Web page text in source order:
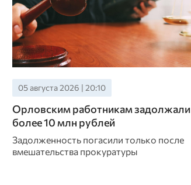
05 августа 2026 | 20:10
Орловским работникам задолжали
более 10 млн рублей
Задолженность погасили только после
вмешательства прокуратуры